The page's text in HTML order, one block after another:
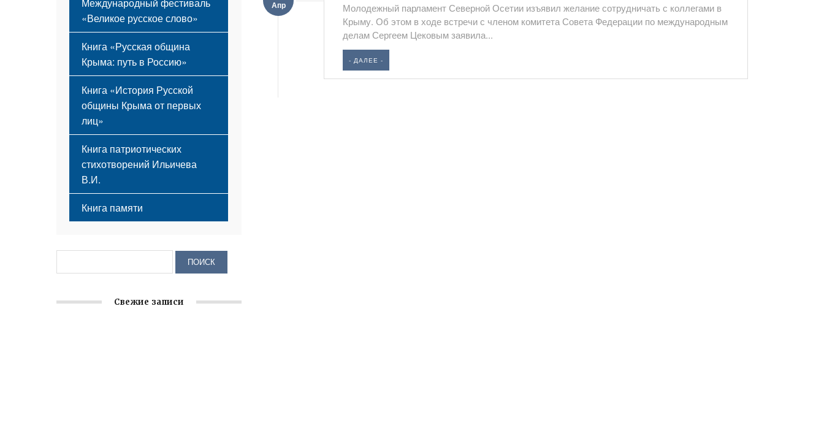
Апр
Молодежный парламент Северной Осетии изъявил желание сотрудничать с коллегами в
Крыму. Об этом в ходе встречи с членом комитета Совета Федерации по международным
делам Сергеем Цековым заявила...
- ДАЛЕЕ -
Международный фестиваль
«Великое русское слово»
Книга «Русская община
Крыма: путь в Россию»
Книга «История Русской
общины Крыма от первых
лиц»
Книга патриотических
стихотворений Ильичева
В.И.
Книга памяти
Свежие записи